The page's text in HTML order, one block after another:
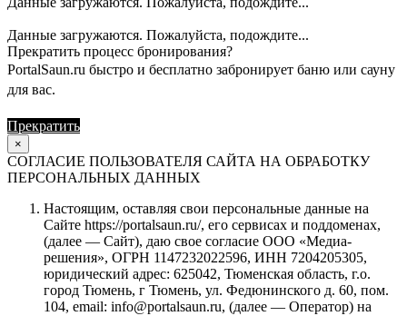
Данные загружаются. Пожалуйста, подождите...
Прекратить процесс бронирования?
PortalSaun.ru быстро и бесплатно забронирует баню или сауну
для вас.
Прекратить
×
СОГЛАСИЕ ПОЛЬЗОВАТЕЛЯ САЙТА НА ОБРАБОТКУ
ПЕРСОНАЛЬНЫХ ДАННЫХ
Настоящим, оставляя свои персональные данные на
Сайте https://portalsaun.ru/, его сервисах и поддоменах,
(далее — Сайт), даю свое согласие ООО «Медиа-
решения», ОГРН 1147232022596, ИНН 7204205305,
юридический адрес: 625042, Тюменская область, г.о.
город Тюмень, г Тюмень, ул. Федюнинского д. 60, пом.
104, email: info@portalsaun.ru, (далее — Оператор) на